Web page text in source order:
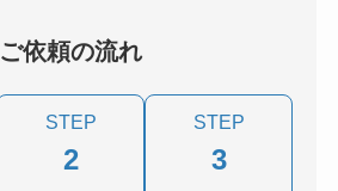
ご依頼の流れ
STEP
2
STEP
3